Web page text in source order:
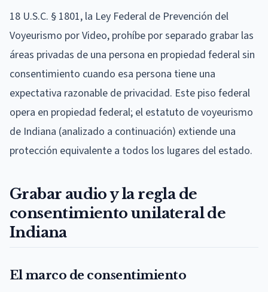
18 U.S.C. § 1801, la Ley Federal de Prevención del
Voyeurismo por Video, prohíbe por separado grabar las
áreas privadas de una persona en propiedad federal sin
consentimiento cuando esa persona tiene una
expectativa razonable de privacidad. Este piso federal
opera en propiedad federal; el estatuto de voyeurismo
de Indiana (analizado a continuación) extiende una
protección equivalente a todos los lugares del estado.
Grabar audio y la regla de
consentimiento unilateral de
Indiana
El marco de consentimiento